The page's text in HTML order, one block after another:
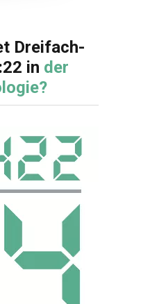
Dreifach-
in der